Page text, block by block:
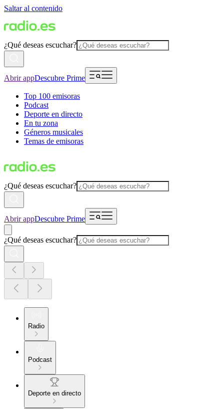
Saltar al contenido
¿Qué deseas escuchar?
Abrir appDescubre Prime
Top 100 emisoras
Podcast
Deporte en directo
En tu zona
Géneros musicales
Temas de emisoras
¿Qué deseas escuchar?
Abrir appDescubre Prime
¿Qué deseas escuchar?
Radio
Podcast
Deporte en directo